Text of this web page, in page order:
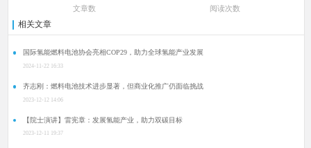
文章数 阅读次数
相关文章
国际氢能燃料电池协会亮相COP29，助力全球氢能产业发展
2024-11-22 16:33
齐志刚：燃料电池技术进步显著，但商业化推广仍面临挑战
2023-12-12 14:06
【院士演讲】雷宪章：发展氢能产业，助力双碳目标
2023-12-11 19:37